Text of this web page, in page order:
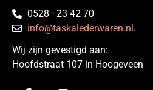
0528 - 23 42 70
info@taskalederwaren.nl .
Wij zijn gevestigd aan:
Hoofdstraat 107 in Hoogeveen